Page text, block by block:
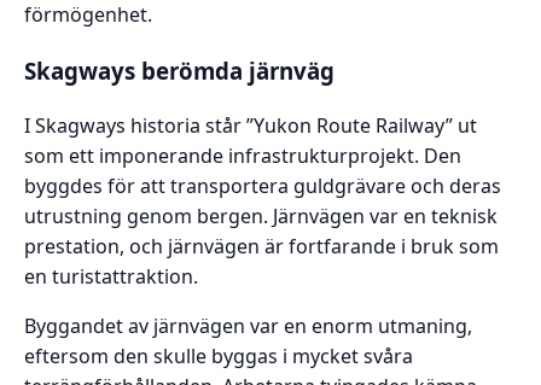
förmögenhet.
Skagways berömda järnväg
I Skagways historia står ”Yukon Route Railway” ut
som ett imponerande infrastrukturprojekt. Den
byggdes för att transportera guldgrävare och deras
utrustning genom bergen. Järnvägen var en teknisk
prestation, och järnvägen är fortfarande i bruk som
en turistattraktion.
Byggandet av järnvägen var en enorm utmaning,
eftersom den skulle byggas i mycket svåra